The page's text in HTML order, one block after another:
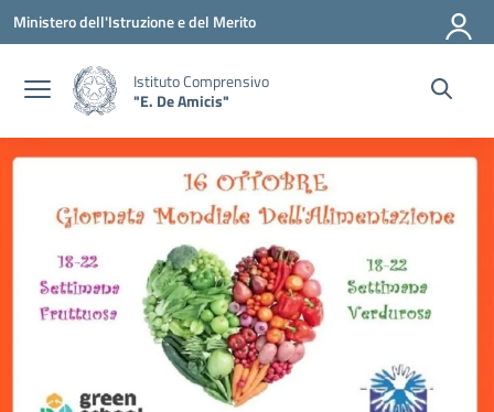
Vai ai contenuti
Vai al menu di navigazione
Vai al footer
Ministero dell'Istruzione e del Merito
Istituto Comprensivo
"E. De Amicis"